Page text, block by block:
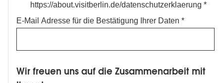
https://about.visitberlin.de/datenschutzerklaerung
E-Mail Adresse für die Bestätigung Ihrer Daten
Wir freuen uns auf die Zusammenarbeit mit